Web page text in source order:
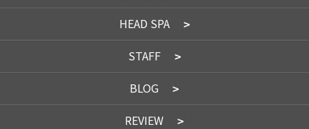
HEAD SPA
STAFF
BLOG
REVIEW